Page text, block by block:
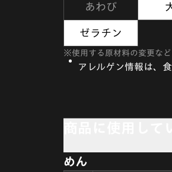
あわび
ゼラチン
※使用する原材料の変更な
アレルゲン情報は、
めん